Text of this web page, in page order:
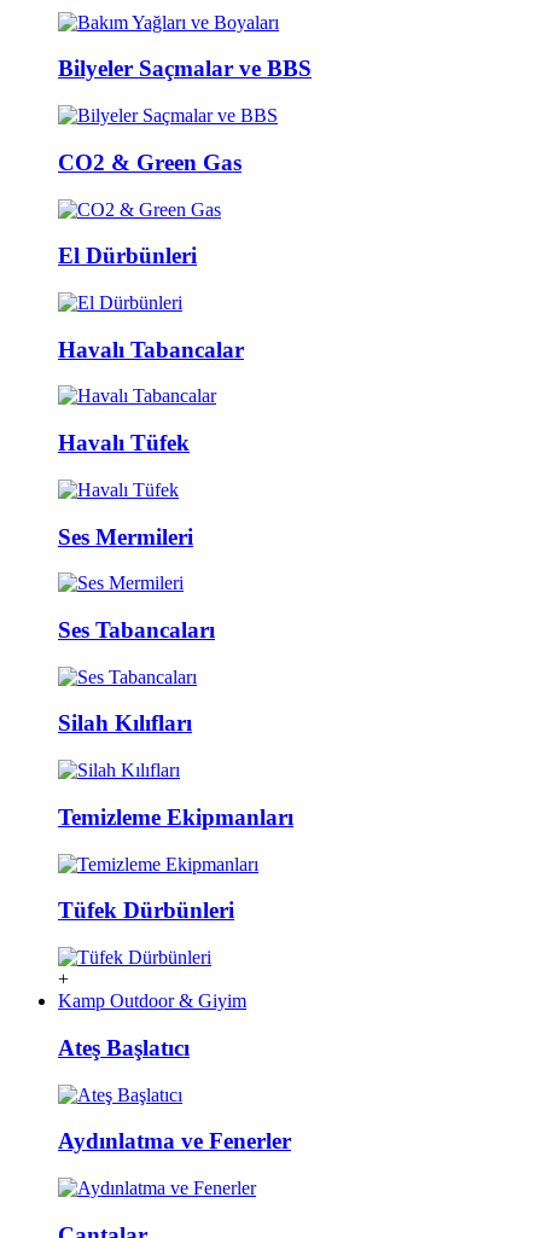
Bilyeler Saçmalar ve BBS
CO2 & Green Gas
El Dürbünleri
Havalı Tabancalar
Havalı Tüfek
Ses Mermileri
Ses Tabancaları
Silah Kılıfları
Temizleme Ekipmanları
Tüfek Dürbünleri
+
Kamp Outdoor & Giyim
Ateş Başlatıcı
Aydınlatma ve Fenerler